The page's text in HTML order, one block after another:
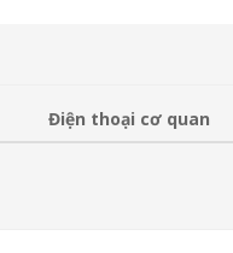
Điện thoại cơ quan